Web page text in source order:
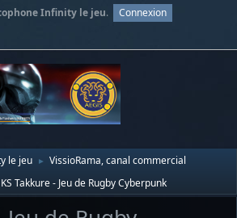
Infinity le jeu.
Connexion
le jeu ► VissioRama, canal commercial
KS Takkure - Jeu de Rugby Cyberpunk